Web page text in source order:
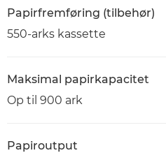
Papirfremføring (tilbehør)
550-arks kassette
Maksimal papirkapacitet
Op til 900 ark
Papiroutput